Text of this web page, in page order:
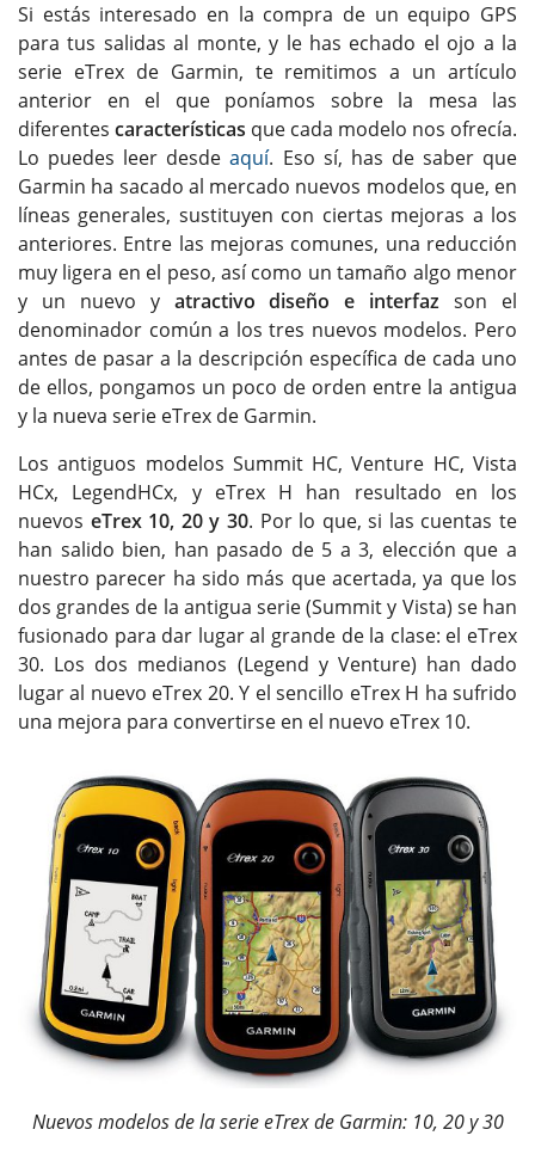
Si estás interesado en la compra de un equipo GPS
para tus salidas al monte, y le has echado el ojo a la
serie eTrex de Garmin, te remitimos a un artículo
anterior en el que poníamos sobre la mesa las
diferentes características que cada modelo nos ofrecía.
Lo puedes leer desdeaquí. Eso sí, has de saber que
Garmin ha sacado al mercado nuevos modelos que, en
líneas generales, sustituyen con ciertas mejoras a los
anteriores. Entre las mejoras comunes, una reducción
muy ligera en el peso, así como un tamaño algo menor
y un nuevo y atractivo diseño e interfaz son el
denominador común a los tres nuevos modelos. Pero
antes de pasar a la descripción específica de cada uno
de ellos, pongamos un poco de orden entre la antigua
y la nueva serie eTrex de Garmin.
Los antiguos modelos Summit HC, Venture HC, Vista
HCx, LegendHCx, y eTrex H han resultado en los
nuevos eTrex 10, 20 y 30. Por lo que, si las cuentas te
han salido bien, han pasado de 5 a 3, elección que a
nuestro parecer ha sido más que acertada, ya que los
dos grandes de la antigua serie (Summit y Vista) se han
fusionado para dar lugar al grande de la clase: el eTrex
30. Los dos medianos (Legend y Venture) han dado
lugar al nuevo eTrex 20. Y el sencillo eTrex H ha sufrido
una mejora para convertirse en el nuevo eTrex 10.
Nuevos modelos de la serie eTrex de Garmin: 10, 20 y 30